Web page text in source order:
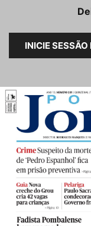
INICIE